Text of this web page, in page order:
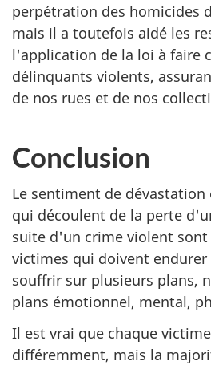
perpétration des homicides
mais il a toutefois aidé les
l'application de la loi à faire
délinquants violents,
de nos rues et de nos
Conclusion
Le sentiment de
qui découlent de la perte
suite d'un crime violent sont
victimes qui doivent endurer
souffrir sur plusieurs plans,
plans émotionnel, mental,
Il est vrai que chaque
différemment, mais la